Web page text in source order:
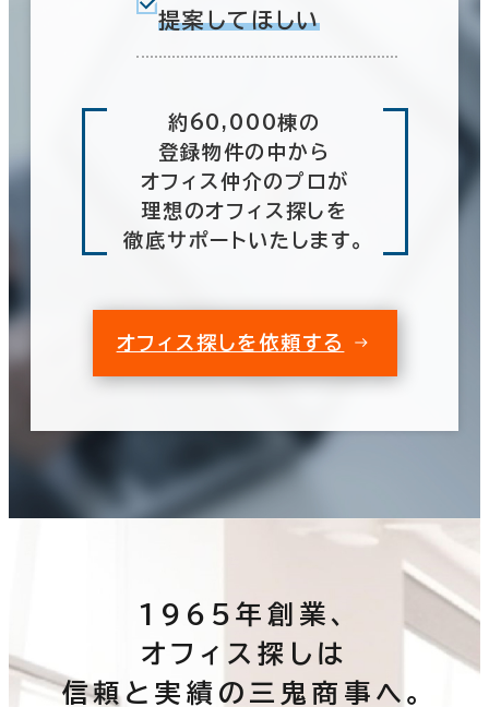
提案してほしい
約60,000棟の
登録物件の中から
オフィス仲介のプロが
理想のオフィス探しを
徹底サポートいたします。
オフィス探しを依頼する
1965年創業、
オフィス探しは
信頼と実績の三鬼商事へ。